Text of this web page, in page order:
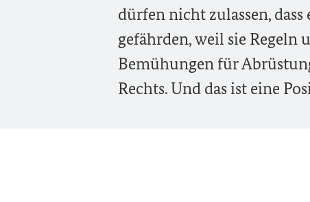
dürfen nicht zulassen,
gefährden, weil sie Regeln
Bemühungen für
Rechts. Und das ist eine